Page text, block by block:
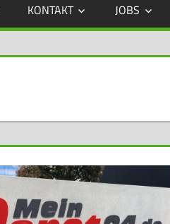
KONTAKT JOBS